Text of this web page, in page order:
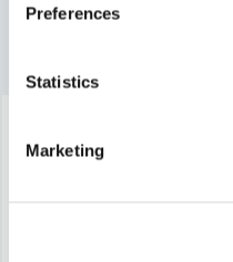
Preferences
Statistics
Marketing
email